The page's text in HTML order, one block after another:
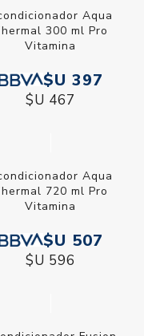
Aqua
300 ml Pro
Vitamina
$U 397
$U 467
Aqua
720 ml Pro
Vitamina
$U 507
$U 596